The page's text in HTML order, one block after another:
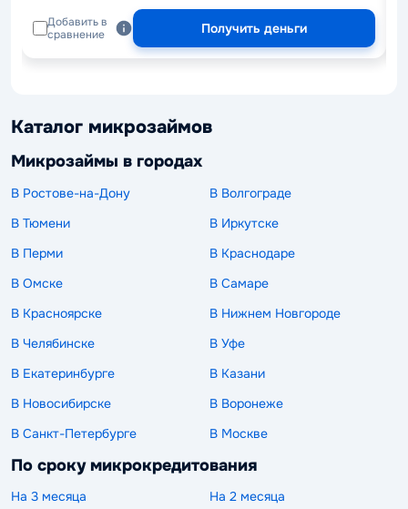
Добавить в
сравнение
Получить деньги
Каталог микрозаймов
Микрозаймы в городах
В Ростове-на-Дону
В Волгограде
В Тюмени
В Иркутске
В Перми
В Краснодаре
В Омске
В Самаре
В Красноярске
В Нижнем Новгороде
В Челябинске
В Уфе
В Екатеринбурге
В Казани
В Новосибирске
В Воронеже
В Санкт-Петербурге
В Москве
По сроку микрокредитования
На 3 месяца На 2 месяца